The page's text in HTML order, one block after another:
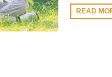
READ